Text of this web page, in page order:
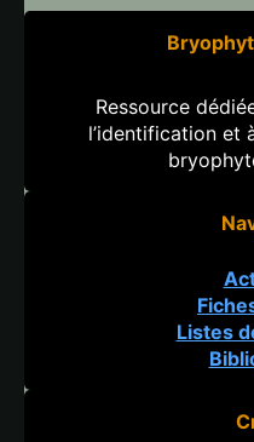
Ressource
l’identification et
Listes